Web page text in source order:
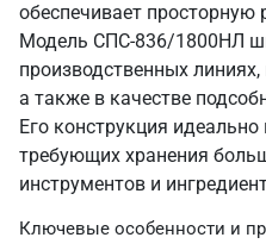
обеспечивает просторную
Модель СПС-836/1800НЛ
производственных
а также в качестве
Его конструкция
требующих хранения
инструментов и
Ключевые особенности и